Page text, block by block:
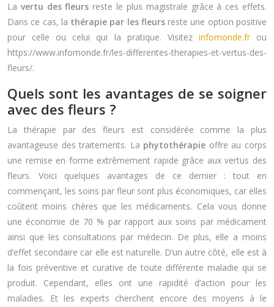
La vertu des fleurs reste le plus magistrale grâce à ces effets.
Dans ce cas, la thérapie par les fleurs reste une option positive
pour celle ou celui qui la pratique. Visitezinfomonde.frou
https://www.infomonde.fr/les-differentes-therapies-et-vertus-des-
fleurs/.
Quels sont les avantages de se soigner
avec des fleurs ?
La thérapie par des fleurs est considérée comme la plus
avantageuse des traitements. La phytothérapie offre au corps
une remise en forme extrêmement rapide grâce aux vertus des
fleurs. Voici quelques avantages de ce dernier : tout en
commençant, les soins par fleur sont plus économiques, car elles
coûtent moins chères que les médicaments. Cela vous donne
une économie de 70 % par rapport aux soins par médicament
ainsi que les consultations par médecin. De plus, elle a moins
d’effet secondaire car elle est naturelle. D’un autre côté, elle est à
la fois préventive et curative de toute différente maladie qui se
produit. Cependant, elles ont une rapidité d’action pour les
maladies. Et les experts cherchent encore des moyens à le